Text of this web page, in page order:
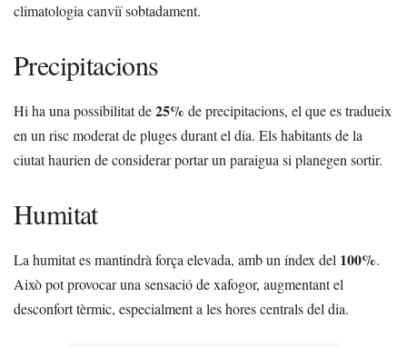
climatologia canviï sobtadament.
Precipitacions
Hi ha una possibilitat de25% de precipitacions, el que es tradueix
en un risc moderat de pluges durant el dia. Els habitants de la
ciutat haurien de considerar portar un paraigua si planegen sortir.
Humitat
La humitat es mantindrà força elevada, amb un índex del 100%.
Això pot provocar una sensació de xafogor, augmentant el
desconfort tèrmic, especialment a les hores centrals del dia.